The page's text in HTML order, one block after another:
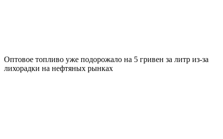
Оптовое топливо уже подорожало на 5 гривен за литр из-за
лихорадки на нефтяных рынках